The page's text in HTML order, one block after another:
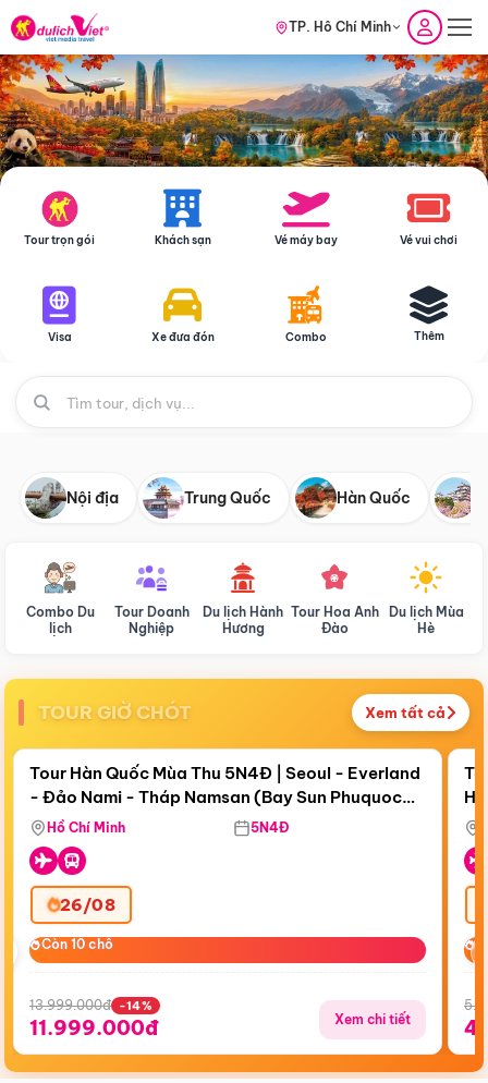
TP. Hồ Chí Minh
Tour trọn gói Khách sạn Vé máy bay Vé vui chơi
Visa Xe đưa đón Combo Thêm
Nội địa Trung Quốc Hàn Quốc
Combo Du
lịch
Tour Doanh
Nghiệp
Du lịch Hành
Hương
Tour Hoa Anh
Đào
Du lịch Mùa
Hè
TOUR GIỜ CHÓT Xem tất cả
Còn18 ngày 12:04:45
Bay Sun Phuquoc Airways
Điểm nổi bật
Tour Hàn Quốc Mùa Thu 5N4Đ | Seoul - Everland
- Đảo Nami - Tháp Namsan (Bay Sun Phuquoc
Airways)
Hồ Chí Minh 5N4Đ
26/08
Còn 10 chỗ
Còn 10 chỗ
13.999.000đ -14%
11.999.000đ Xem chi tiết